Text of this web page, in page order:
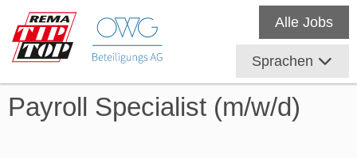
Alle Jobs
Sprachen
Payroll Specialist (m/w/d)